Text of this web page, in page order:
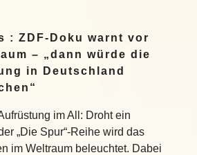
: ZDF-Doku warnt vor
– „dann würde die
in Deutschland
im All: Droht ein
„Die Spur“-Reihe wird das
im Weltraum beleuchtet. Dabei